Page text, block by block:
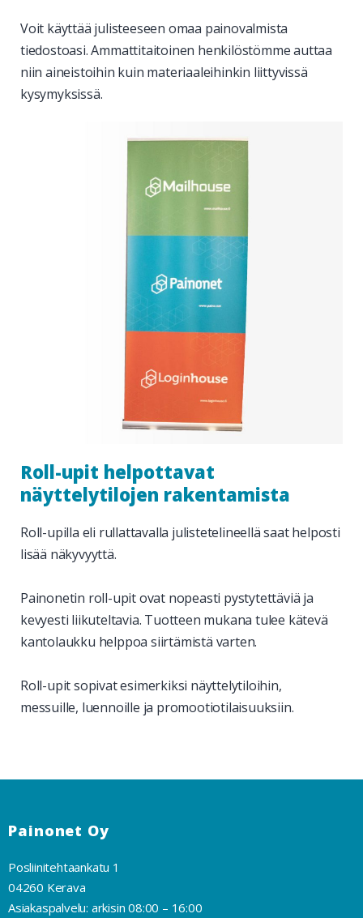
Voit käyttää julisteeseen omaa painovalmista
tiedostoasi. Ammattitaitoinen henkilöstömme auttaa
niin aineistoihin kuin materiaaleihinkin liittyvissä
kysymyksissä.
Roll-upit helpottavat
näyttelytilojen rakentamista
Roll-upilla eli rullattavalla julistetelineellä saat helposti
lisää näkyvyyttä.
Painonetin roll-upit ovat nopeasti pystytettäviä ja
kevyesti liikuteltavia. Tuotteen mukana tulee kätevä
kantolaukku helppoa siirtämistä varten.
Roll-upit sopivat esimerkiksi näyttelytiloihin,
messuille, luennoille ja promootiotilaisuuksiin.
Painonet Oy
Posliinitehtaankatu 1
04260 Kerava
Asiakaspalvelu: arkisin 08:00 – 16:00